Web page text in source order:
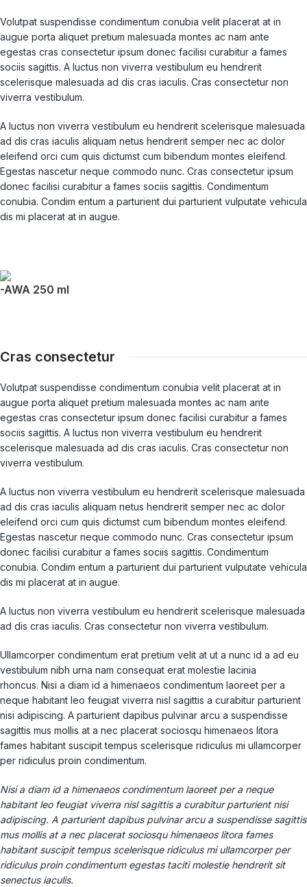
Volutpat suspendisse condimentum conubia velit placerat at in
augue porta aliquet pretium malesuada montes ac nam ante
egestas cras consectetur ipsum donec facilisi curabitur a fames
sociis sagittis. A luctus non viverra vestibulum eu hendrerit
scelerisque malesuada ad dis cras iaculis. Cras consectetur non
viverra vestibulum.
A luctus non viverra vestibulum eu hendrerit scelerisque malesuada
ad dis cras iaculis aliquam netus hendrerit semper nec ac dolor
eleifend orci cum quis dictumst cum bibendum montes eleifend.
Egestas nascetur neque commodo nunc. Cras consectetur ipsum
donec facilisi curabitur a fames sociis sagittis. Condimentum
conubia. Condim entum a parturient dui parturient vulputate vehicula
dis mi placerat at in augue.
-AWA 250 ml
Cras consectetur
Volutpat suspendisse condimentum conubia velit placerat at in
augue porta aliquet pretium malesuada montes ac nam ante
egestas cras consectetur ipsum donec facilisi curabitur a fames
sociis sagittis. A luctus non viverra vestibulum eu hendrerit
scelerisque malesuada ad dis cras iaculis. Cras consectetur non
viverra vestibulum.
A luctus non viverra vestibulum eu hendrerit scelerisque malesuada
ad dis cras iaculis aliquam netus hendrerit semper nec ac dolor
eleifend orci cum quis dictumst cum bibendum montes eleifend.
Egestas nascetur neque commodo nunc. Cras consectetur ipsum
donec facilisi curabitur a fames sociis sagittis. Condimentum
conubia. Condim entum a parturient dui parturient vulputate vehicula
dis mi placerat at in augue.
A luctus non viverra vestibulum eu hendrerit scelerisque malesuada
ad dis cras iaculis. Cras consectetur non viverra vestibulum.
Ullamcorper condimentum erat pretium velit at ut a nunc id a ad eu
vestibulum nibh urna nam consequat erat molestie lacinia
rhoncus. Nisi a diam id a himenaeos condimentum laoreet per a
neque habitant leo feugiat viverra nisl sagittis a curabitur parturient
nisi adipiscing. A parturient dapibus pulvinar arcu a suspendisse
sagittis mus mollis at a nec placerat sociosqu himenaeos litora
fames habitant suscipit tempus scelerisque ridiculus mi ullamcorper
per ridiculus proin condimentum.
Nisi a diam id a himenaeos condimentum laoreet per a neque
habitant leo feugiat viverra nisl sagittis a curabitur parturient nisi
adipiscing. A parturient dapibus pulvinar arcu a suspendisse sagittis
mus mollis at a nec placerat sociosqu himenaeos litora fames
habitant suscipit tempus scelerisque ridiculus mi ullamcorper per
ridiculus proin condimentum egestas taciti molestie hendrerit sit
senectus iaculis.